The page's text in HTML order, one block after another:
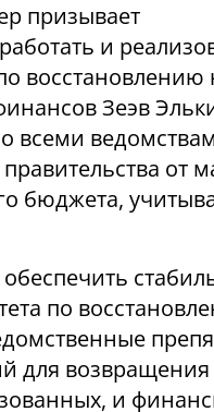
призывает
и
восстановлению
Зеэв
всеми
от
бюджета,
по
для
и